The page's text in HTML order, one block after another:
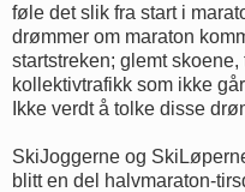
føle det slik fra start i
drømmer om maraton
startstreken; glemt
kollektivtrafikk som ikke
Ikke verdt å tolke disse
SkiJoggerne og
blitt en del halvmaraton-